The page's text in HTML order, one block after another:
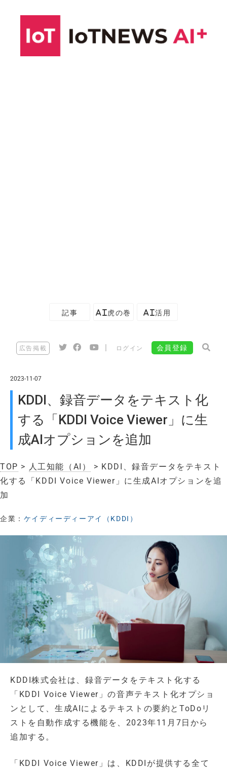
記事 AI虎の巻 AI活用
広告掲載 ログイン 会員登録
2023-11-07
KDDI、録音データをテキスト化
する「KDDI Voice Viewer」に生
成AIオプションを追加
TOP > 人工知能（AI）
> KDDI、録音データをテキスト
化する「KDDI Voice Viewer」に生成AIオプションを追
加
企業： ケイディーディーアイ（KDDI）
KDDI株式会社は、録音データをテキスト化する
「KDDI Voice Viewer」の音声テキスト化オプショ
ンとして、生成AIによるテキストの要約とToDoリ
ストを自動作成する機能を、2023年11月7日から
追加する。
「KDDI Voice Viewer」は、KDDIが提供する全て